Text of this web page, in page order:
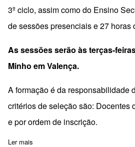
3º ciclo, assim como do Ensino
de sessões presenciais e 27 horas
As sessões serão às terças-
Minho em Valença.
A formação é da responsabilidade
critérios de seleção são: Docentes
e por ordem de inscrição.
Ler mais